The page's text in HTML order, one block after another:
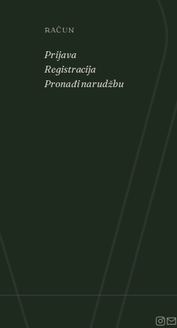
RAČUN
Prijava
Registracija
Pronađi narudžbu